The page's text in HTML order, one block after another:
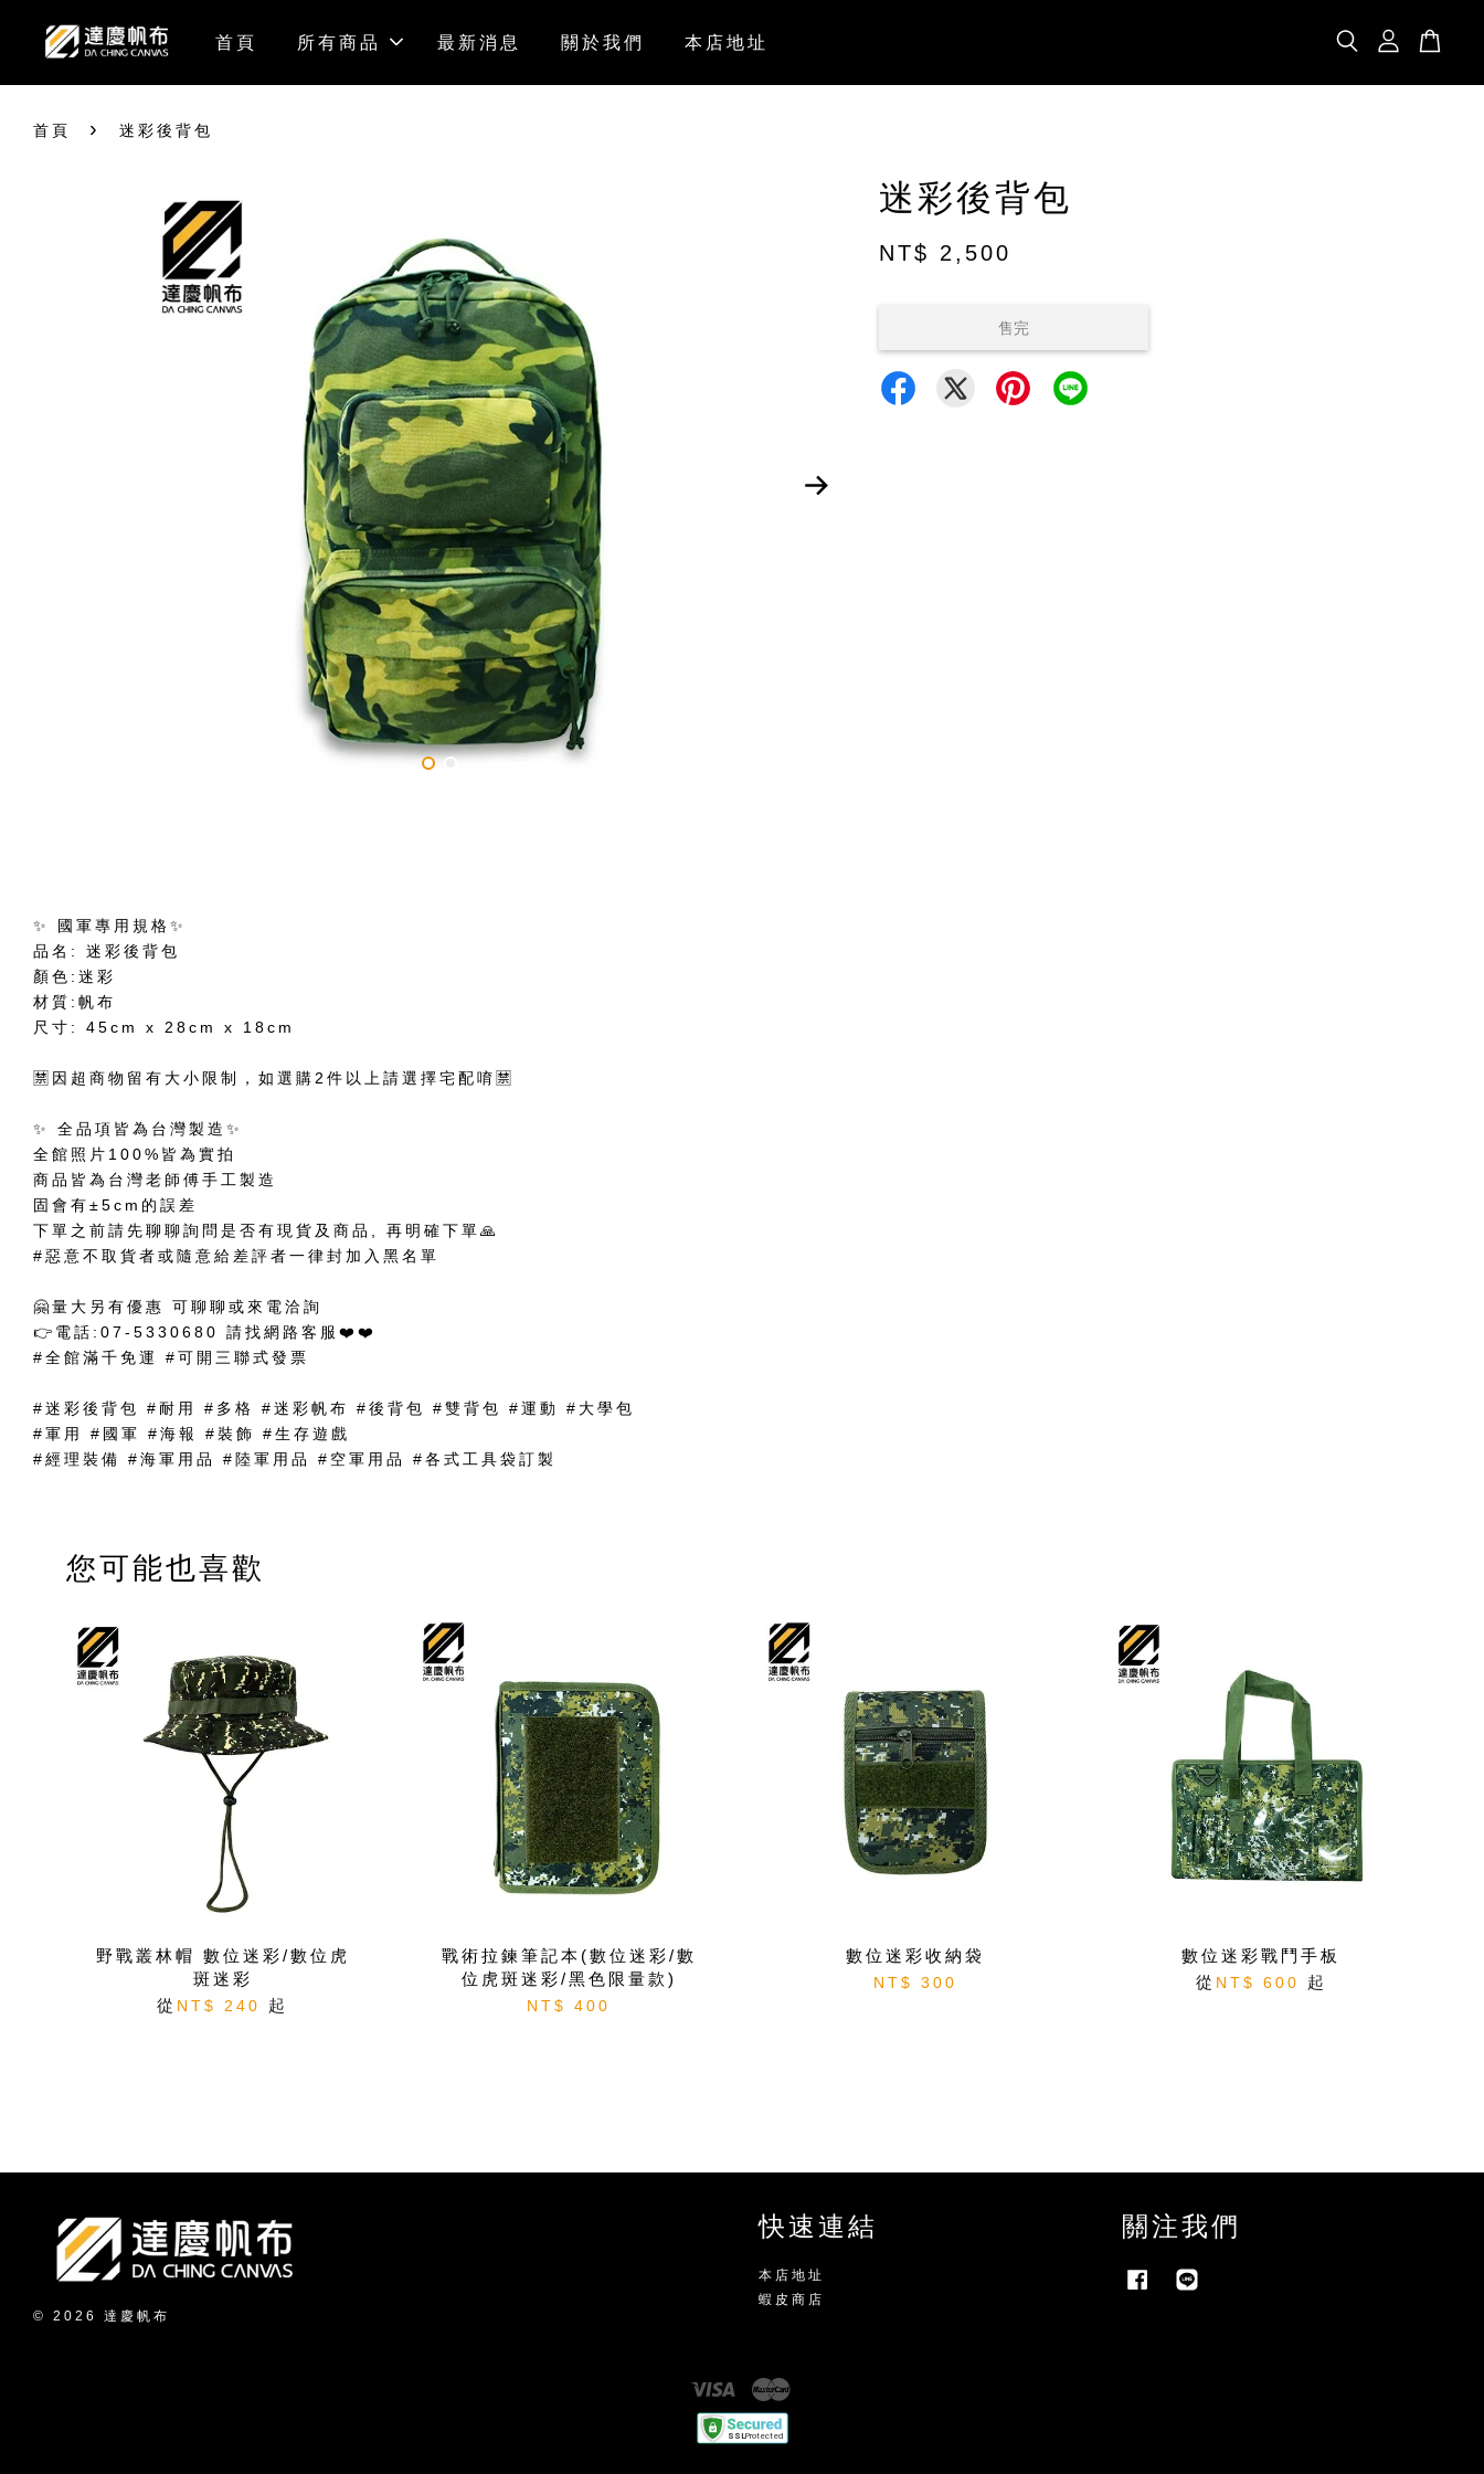
首頁 所有商品 最新消息 關於我們 本店地址
首頁 › 迷彩後背包
迷彩後背包
NT$ 2,500
售完
✨ 國軍專用規格✨
品名: 迷彩後背包
顏色:迷彩
材質:帆布
尺寸: 45cm x 28cm x 18cm
🈲因超商物留有大小限制，如選購2件以上請選擇宅配唷🈲
✨ 全品項皆為台灣製造✨
全館照片100%皆為實拍
商品皆為台灣老師傅手工製造
固會有±5cm的誤差
下單之前請先聊聊詢問是否有現貨及商品, 再明確下單🙏
#惡意不取貨者或隨意給差評者一律封加入黑名單
🤗量大另有優惠 可聊聊或來電洽詢
👉電話:07-5330680 請找網路客服❤️❤️
#全館滿千免運 #可開三聯式發票
#迷彩後背包 #耐用 #多格 #迷彩帆布 #後背包 #雙背包 #運動 #大學包
#軍用 #國軍 #海報 #裝飾 #生存遊戲
#經理裝備 #海軍用品 #陸軍用品 #空軍用品 #各式工具袋訂製
您可能也喜歡
野戰叢林帽 數位迷彩/數位虎
斑迷彩
從 NT$ 240 起
戰術拉鍊筆記本(數位迷彩/數
位虎斑迷彩/黑色限量款)
NT$ 400
數位迷彩收納袋
NT$ 300
數位迷彩戰鬥手板
從 NT$ 600 起
© 2026 達慶帆布
快速連結
本店地址
蝦皮商店
關注我們
Facebook
Visa